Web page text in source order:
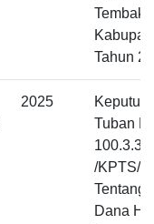
Tahun
2025
Tuban
/KPTS/
Tentang
Dana